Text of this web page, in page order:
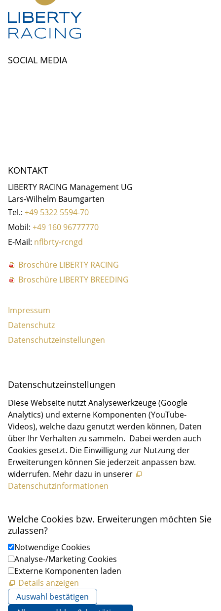
SOCIAL MEDIA
KONTAKT
LIBERTY RACING Management UG
Lars-Wilhelm Baumgarten
Tel.: +49 5322 5594-70
Mobil: +49 160 96777770
E-Mail: nfbrty-rcngd
Broschüre LIBERTY RACING
Broschüre LIBERTY BREEDING
Impressum
Datenschutz
Datenschutzeinstellungen
Daten­schutz­ein­stellungen
Diese Webseite nutzt Analysewerkzeuge (Google
Analytics) und externe Komponenten (YouTube-
Videos), welche dazu genutzt werden können, Daten
über Ihr Verhalten zu sammeln. Dabei werden auch
Cookies gesetzt. Die Einwilligung zur Nutzung der
Erweiterungen können Sie jederzeit anpassen bzw.
widerrufen. Mehr dazu in unserer
Datenschutzinformationen
Welche Cookies bzw. Erweiterungen möchten Sie
zulassen?
Notwendige Cookies
Analyse-/Marketing Cookies
Externe Komponenten laden
Details anzeigen
Auswahl bestätigen